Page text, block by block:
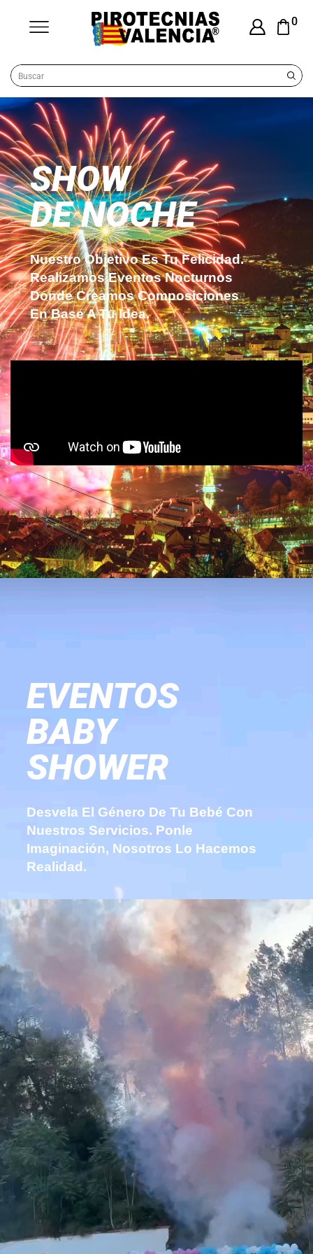
0
SHOW
DE NOCHE
Nuestro Objetivo Es Tu Felicidad.
Realizamos Eventos Nocturnos
Donde Creamos Composiciones
En Base A Tu Idea.
EVENTOS
BABY
SHOWER
Desvela El Género De Tu Bebé Con
Nuestros Servicios. Ponle
Imaginación, Nosotros Lo Hacemos
Realidad.